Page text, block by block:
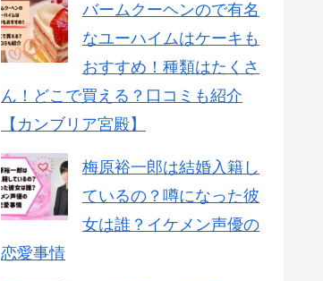
バームクーヘンので有名
なユーハイムはケーキも
おすすめ！種類はたくさ
ん！どこで買える？口コミも紹介
【カンブリア宮殿】
梅原裕一郎は結婚入籍し
ているの？噂になった彼
女は誰？イケメン声優の
恋愛事情